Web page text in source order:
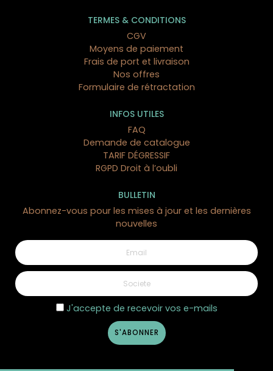
1 avis
TERMES & CONDITIONS
CGV
Moyens de paiement
Frais de port et livraison
Nos offres
Formulaire de rétractation
INFOS UTILES
FAQ
Demande de catalogue
TARIF DÉGRESSIF
RGPD Droit à l’oubli
BULLETIN
Abonnez-vous pour les mises à jour et les dernières
nouvelles
J'accepte de recevoir vos e-mails